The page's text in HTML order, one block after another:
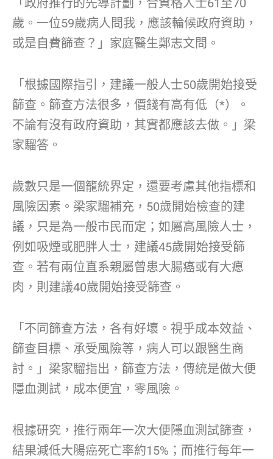
「政府推行的先導計劃，合資格人士61至70
歲。一位59歲病人問我，應該輪候政府資助，
或是自費篩查？」家庭醫生鄭志文問。
「根據國際指引，建議一般人士50歲開始接受
篩查。篩查方法很多，價錢有高有低（*）。
不論有沒有政府資助，其實都應該去做。」梁
家騮答。
歲數只是一個籠統界定，還要考慮其他指標和
風險因素。梁家騮補充，50歲開始檢查的建
議，只是為一般市民而定；如屬高風險人士，
例如吸煙或肥胖人士，建議45歲開始接受篩
查。若有兩位直系親屬曾患大腸癌或有大瘜
肉，則建議40歲開始接受篩查。
「不同篩查方法，各有好壞。視乎成本效益、
篩查目標、承受風險等，病人可以跟醫生商
討。」梁家騮指出，篩查方法，傳統是做大便
隱血測試，成本便宜，零風險。
根據研究，推行兩年一次大便隱血測試篩查，
結果減低大腸癌死亡率約15%；而推行每年一